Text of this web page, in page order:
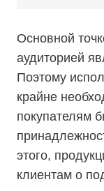
Основной
аудиторией
Поэтому
крайне
покупателям
этого,
клиентам о